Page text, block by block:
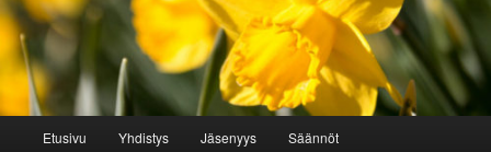
Etusivu Yhdistys Jäsenyys Säännöt